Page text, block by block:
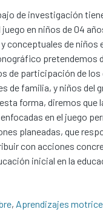
de investigación
en niños de 04
conceptuales de niños
pretendemos
de participación de
de familia, y niños del
forma, diremos que
en el juego
planeadas, que
con acciones
inicial en la
, Aprendizajes